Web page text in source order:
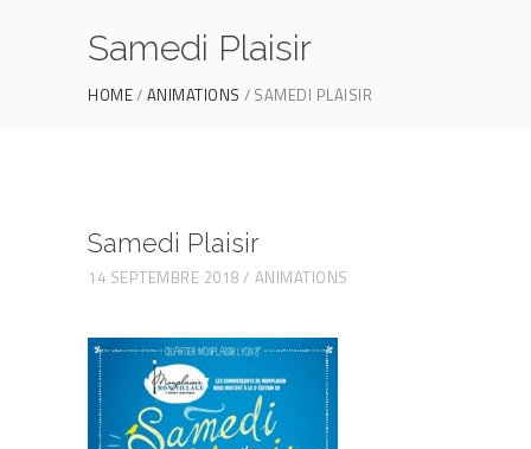
Samedi Plaisir
HOME ANIMATIONS SAMEDI PLAISIR
Samedi Plaisir
14 SEPTEMBRE 2018 ANIMATIONS